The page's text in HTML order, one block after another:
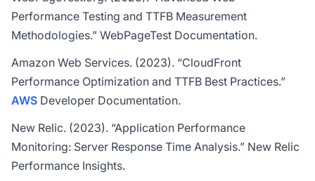
Performance Testing and TTFB Measurement
Methodologies.” WebPageTest Documentation.
Amazon Web Services. (2023). “CloudFront
Performance Optimization and TTFB Best Practices.”
AWS Developer Documentation.
New Relic. (2023). “Application Performance
Monitoring: Server Response Time Analysis.” New Relic
Performance Insights.